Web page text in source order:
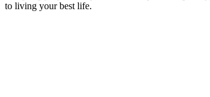
to living your best life.